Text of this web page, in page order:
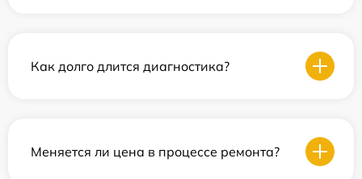
Как долго длится диагностика?
Меняется ли цена в процессе ремонта?